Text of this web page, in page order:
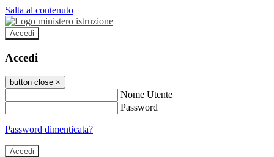
Salta al contenuto
Accedi
Accedi
button close ×
Nome Utente
Password
Password dimenticata?